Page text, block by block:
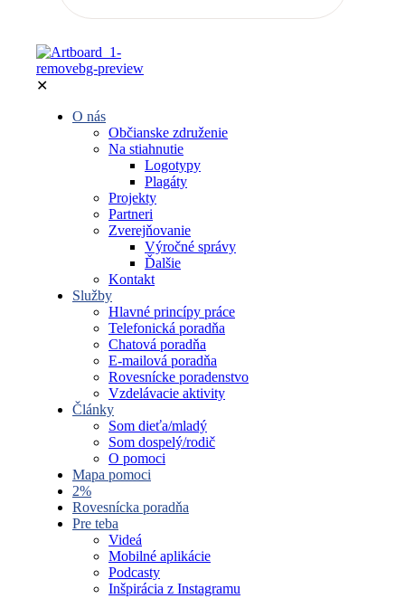
✕
O nás
Občianske združenie
Na stiahnutie
Logotypy
Plagáty
Projekty
Partneri
Zverejňovanie
Výročné správy
Ďalšie
Kontakt
Služby
Hlavné princípy práce
Telefonická poradňa
Chatová poradňa
E-mailová poradňa
Rovesnícke poradenstvo
Vzdelávacie aktivity
Články
Som dieťa/mladý
Som dospelý/rodič
O pomoci
Mapa pomoci
2%
Rovesnícka poradňa
Pre teba
Videá
Mobilné aplikácie
Podcasty
Inšpirácia z Instagramu